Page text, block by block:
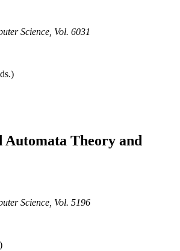
Science, Vol. 6031
Automata Theory and
Science, Vol. 5196